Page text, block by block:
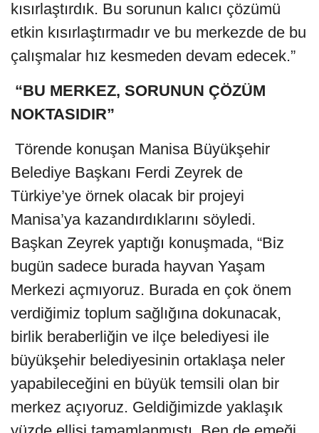
kısırlaştırdık. Bu sorunun kalıcı çözümü
etkin kısırlaştırmadır ve bu merkezde de bu
çalışmalar hız kesmeden devam edecek.”
“BU MERKEZ, SORUNUN ÇÖZÜM
NOKTASIDIR”
Törende konuşan Manisa Büyükşehir
Belediye Başkanı Ferdi Zeyrek de
Türkiye’ye örnek olacak bir projeyi
Manisa’ya kazandırdıklarını söyledi.
Başkan Zeyrek yaptığı konuşmada, “Biz
bugün sadece burada hayvan Yaşam
Merkezi açmıyoruz. Burada en çok önem
verdiğimiz toplum sağlığına dokunacak,
birlik beraberliğin ve ilçe belediyesi ile
büyükşehir belediyesinin ortaklaşa neler
yapabileceğini en büyük temsili olan bir
merkez açıyoruz. Geldiğimizde yaklaşık